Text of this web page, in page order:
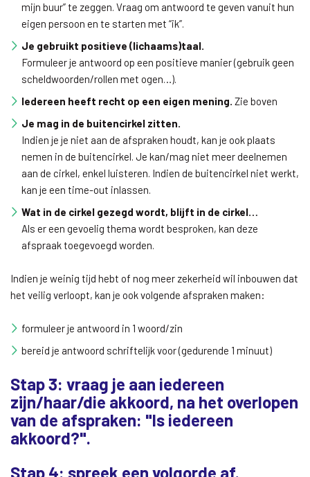
mijn buur” te zeggen. Vraag om antwoord te geven vanuit hun
eigen persoon en te starten met “ik”.
Je gebruikt positieve (lichaams)taal.
Formuleer je antwoord op een positieve manier (gebruik geen
scheldwoorden/rollen met ogen…).
Iedereen heeft recht op een eigen mening. Zie boven
Je mag in de buitencirkel zitten.
Indien je je niet aan de afspraken houdt, kan je ook plaats
nemen in de buitencirkel. Je kan/mag niet meer deelnemen
aan de cirkel, enkel luisteren. Indien de buitencirkel niet werkt,
kan je een time-out inlassen.
Wat in de cirkel gezegd wordt, blijft in de cirkel…
Als er een gevoelig thema wordt besproken, kan deze
afspraak toegevoegd worden.
Indien je weinig tijd hebt of nog meer zekerheid wil inbouwen dat
het veilig verloopt, kan je ook volgende afspraken maken:
formuleer je antwoord in 1 woord/zin
bereid je antwoord schriftelijk voor (gedurende 1 minuut)
Stap 3: vraag je aan iedereen
zijn/haar/die akkoord, na het overlopen
van de afspraken: "Is iedereen
akkoord?".
Stap 4: spreek een volgorde af.